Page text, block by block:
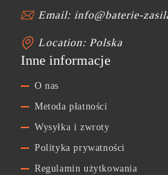
Email: info@baterie-
Location: Polska
Inne informacje
O nas
Metoda płatności
Wysyłka i zwroty
Polityka prywatności
Regulamin użytkowania